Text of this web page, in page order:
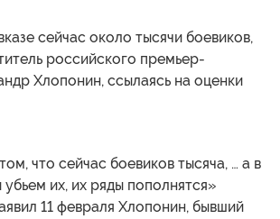
сейчас около тысячи боевиков,
российского премьер-
Хлопонин, ссылаясь на оценки
что сейчас боевиков тысяча, … а в
их, их ряды пополнятся»
11 февраля Хлопонин, бывший